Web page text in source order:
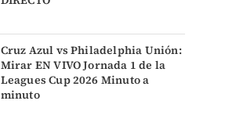
Cruz Azul vs Philadelphia Unión:
Mirar EN VIVO Jornada 1 de la
Leagues Cup 2026 Minuto a
minuto